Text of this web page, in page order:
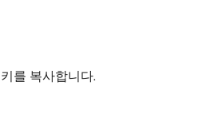
를 복사합니다.